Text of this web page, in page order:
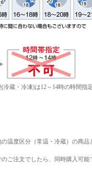
冷蔵・冷凍)は12～14時の時間
温度区分（常温・冷蔵）の商品
ご注文でしたら、同時購入可能